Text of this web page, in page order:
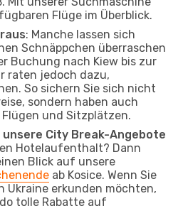
Flüge im Überblick.
: Manche lassen sich
Schnäppchen überraschen
Buchung nach Kiew bis zur
raten jedoch dazu,
So sichern Sie sich nicht
sondern haben auch
und Sitzplätzen.
unsere City Break-Angebote
Hotelaufenthalt? Dann
Blick auf unsere
ab Kosice. Wenn Sie
Ukraine erkunden möchten,
tolle Rabatte auf